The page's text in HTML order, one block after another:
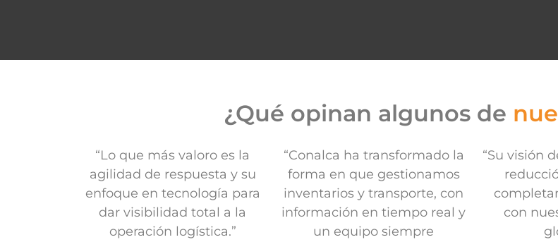
¿Qué opinan algunos de
“Lo que más valoro es la
agilidad de respuesta y su
enfoque en tecnología para
dar visibilidad total a la
operación logística.”
“Conalca ha transformado la
forma en que gestionamos
inventarios y transporte, con
información en tiempo real y
un equipo siempre
“Su visión
con